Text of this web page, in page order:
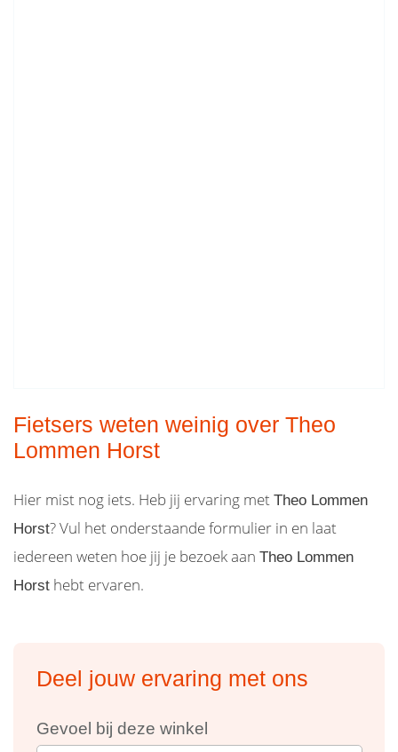
Fietsers weten weinig over Theo
Lommen Horst
Hier mist nog iets. Heb jij ervaring met Theo Lommen
Horst? Vul het onderstaande formulier in en laat
iedereen weten hoe jij je bezoek aan Theo Lommen
Horst hebt ervaren.
Deel jouw ervaring met ons
Gevoel bij deze winkel